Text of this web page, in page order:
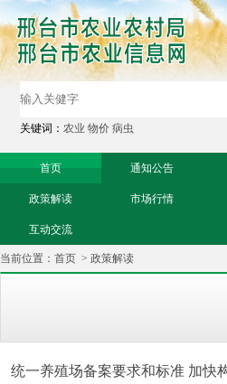
关键词：农业 物价 病虫
首页 通知公告
政策解读 市场行情
互动交流
当前位置： 首页 > 政策解读
统一养殖场备案要求和标准 加